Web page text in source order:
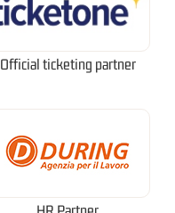
Official ticketing partner